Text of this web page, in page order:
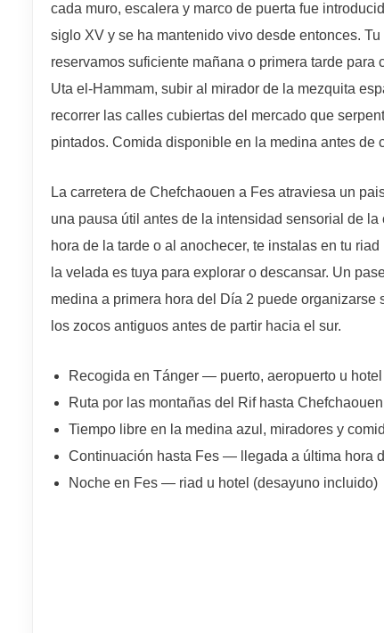
cada muro, escalera y marco de puerta fue
siglo XV y se ha mantenido vivo desde entonces.
reservamos suficiente mañana o primera tarde para
Uta el-Hammam, subir al mirador de la mezquita
recorrer las calles cubiertas del mercado que
pintados. Comida disponible en la medina antes de
La carretera de Chefchaouen a Fes atraviesa un
una pausa útil antes de la intensidad sensorial de
hora de la tarde o al anochecer, te instalas en tu
la velada es tuya para explorar o descansar. Un
medina a primera hora del Día 2 puede organizarse
los zocos antiguos antes de partir hacia el sur.
Recogida en Tánger — puerto, aeropuerto u hotel
Ruta por las montañas del Rif hasta Chefchaouen
Tiempo libre en la medina azul, miradores y
Continuación hasta Fes — llegada a última hora
Noche en Fes — riad u hotel (desayuno incluido)